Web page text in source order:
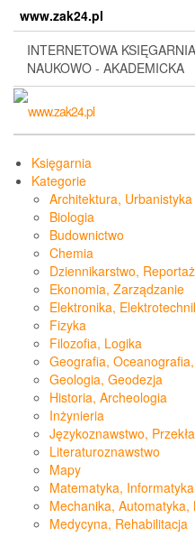
content
www.zak24.pl
INTERNETOWA KSIĘGARNIA
NAUKOWO - AKADEMICKA
Księgarnia
Kategorie
Architektura, Urbanistyka
Biologia
Budownictwo
Chemia
Dziennikarstwo,
Ekonomia, Zarządzanie
Elektronika,
Fizyka
Filozofia, Logika
Geografia,
Geologia, Geodezja
Historia, Archeologia
Inżynieria
Językoznawstwo,
Literaturoznawstwo
Mapy
Matematyka, Informatyka
Mechanika,
Medycyna, Rehabilitacja